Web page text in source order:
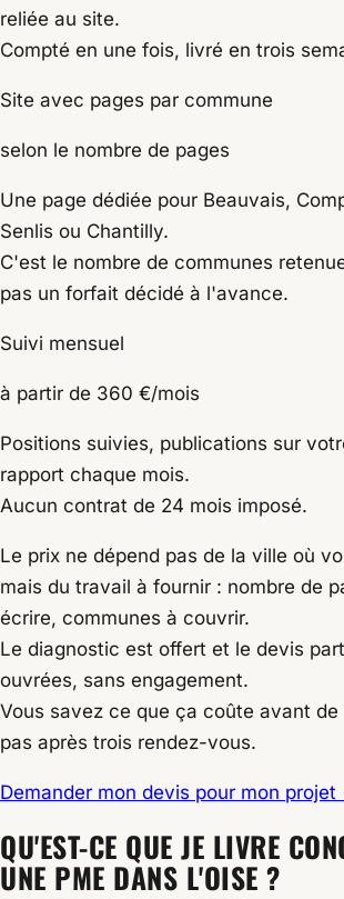
reliée au site.
Compté en une fois, livré en trois
Site avec pages par commune
selon le nombre de pages
Une page dédiée pour Beauvais,
Senlis ou Chantilly.
C'est le nombre de communes
pas un forfait décidé à l'avance.
Suivi mensuel
à partir de 360 €/mois
Positions suivies, publications sur
rapport chaque mois.
Aucun contrat de 24 mois imposé.
Le prix ne dépend pas de la ville où
mais du travail à fournir : nombre de
écrire, communes à couvrir.
Le diagnostic est offert et le devis
ouvrées, sans engagement.
Vous savez ce que ça coûte avant de
pas après trois rendez-vous.
Demander mon devis pour mon
QU'EST-CE QUE JE LIVRE
UNE PME DANS L'OISE ?